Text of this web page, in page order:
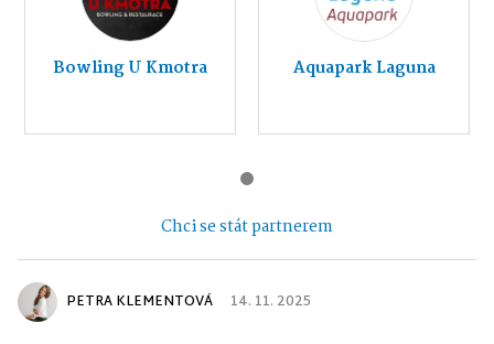
Bowling U Kmotra Aquapark Laguna
Chci se stát partnerem
PETRA KLEMENTOVÁ 14. 11. 2025